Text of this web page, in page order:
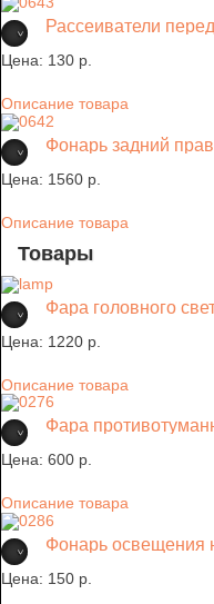
Рассеиватели
Цена: 130 p.
Описание товара
Фонарь задний
Цена: 1560 p.
Описание товара
Товары
Фара головного
Цена: 1220 p.
Описание товара
Фара
Цена: 600 p.
Описание товара
Фонарь освещения
Цена: 150 p.